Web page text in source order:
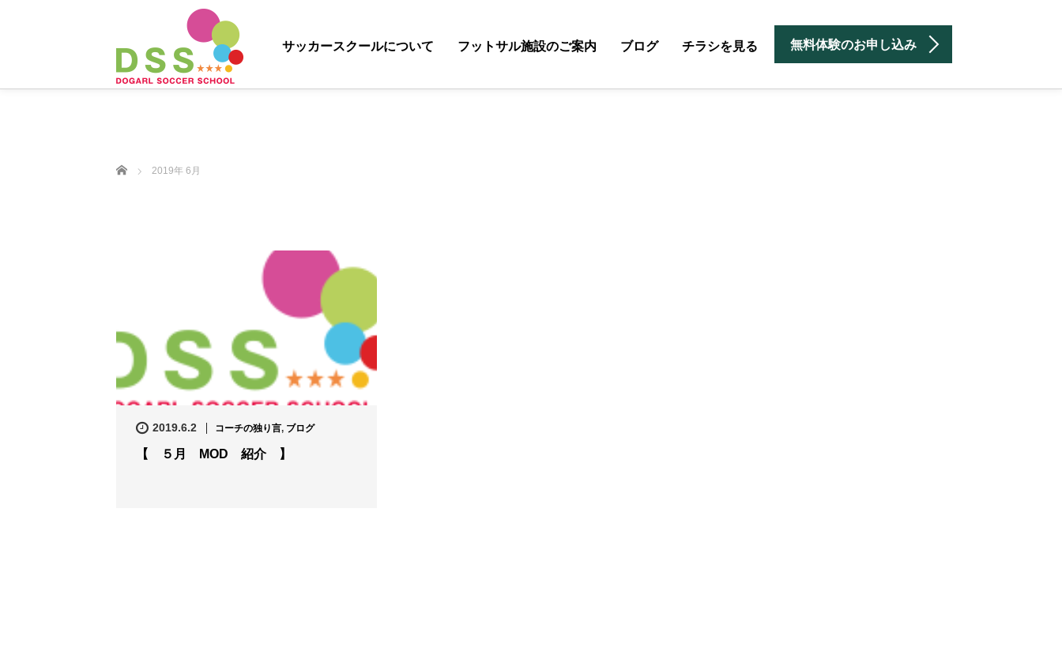
サッカースクールについて フットサル施設のご案内 ブログ チラシを見る 無料体験のお申し込み
ホーム 2019年 6月
2019.6.2 コーチの独り言, ブログ
【 ５月 MOD 紹介 】